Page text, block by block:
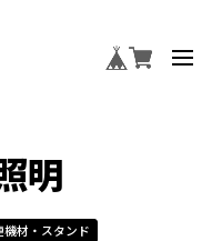
明
機材・スタンド